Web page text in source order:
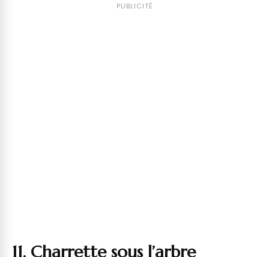
PUBLICITÉ
11. Charrette sous l’arbre